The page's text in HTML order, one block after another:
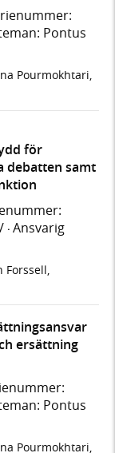
Pontus
Pourmokhtari,
för
debatten samt
· Ansvarig
Forssell,
ersättning
Pontus
Pourmokhtari,